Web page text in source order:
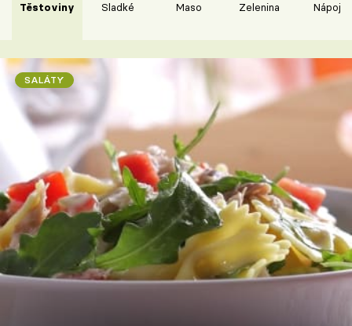
Těstoviny Sladké Maso Zelenina Nápoje
SALÁTY